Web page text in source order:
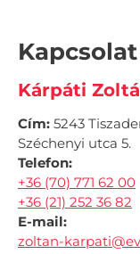
Kapcsolat
Kárpáti
Cím: 5243
Széchenyi utca 5.
Telefon:
+36 (70) 771 62 00
+36 (21) 252 36 82
E-mail:
zoltan-